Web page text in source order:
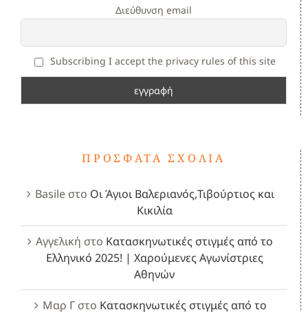
Διεύθυνση email
Subscribing I accept the privacy rules of this site
ΠΡΌΣΦΑΤΑ ΣΧΌΛΙΑ
Basileστο Οι Άγιοι Βαλεριανός,Τιβούρτιος και
Κικιλία
Αγγελική στο Κατασκηνωτικές στιγμές από το
Ελληνικό 2025! | Χαρούμενες Αγωνίστριες
Αθηνών
Μαρ Γστο Κατασκηνωτικές στιγμές από το